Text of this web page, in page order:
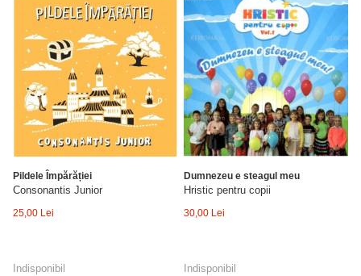
Pildele Împărăției
Consonantis Junior
25,00 Lei
Indisponibil
Dumnezeu e steagul meu
Hristic pentru copii
30,00 Lei
Indisponibil